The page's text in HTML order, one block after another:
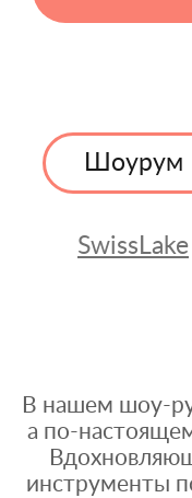
Шоурум
SwissLake
В нашем шоу-
а по-
инструменты